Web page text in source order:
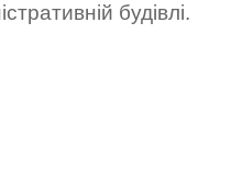
будівлі.